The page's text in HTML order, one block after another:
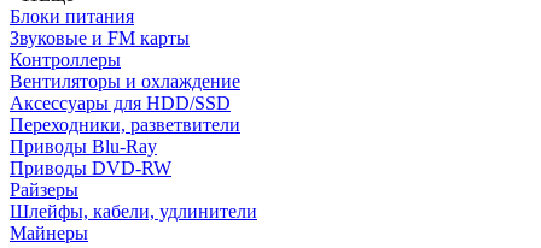
Блоки питания
Звуковые и FM карты
Контроллеры
Вентиляторы и охлаждение
Аксессуары для HDD/SSD
Переходники, разветвители
Приводы Blu-Ray
Приводы DVD-RW
Райзеры
Шлейфы, кабели, удлинители
Майнеры